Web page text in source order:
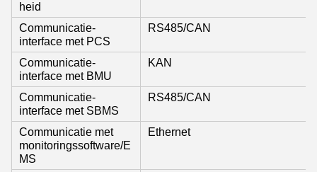
heid
Communicatie-
interface met PCS
RS485/CAN
Communicatie-
interface met BMU
KAN
Communicatie-
interface met SBMS
RS485/CAN
Communicatie met
monitoringssoftware/E
MS
Ethernet